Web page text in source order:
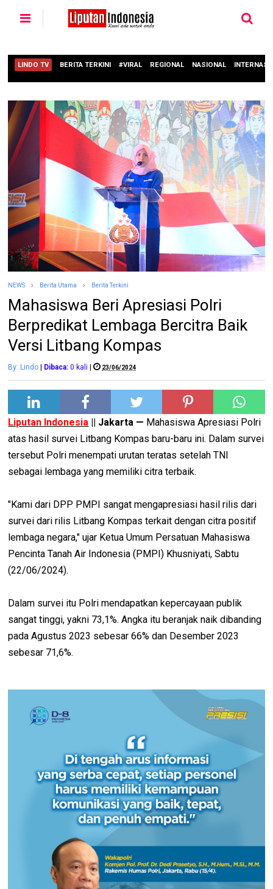
LINDO TV BERITA TERKINI #VIRAL REGIONAL NASIONAL
NEWS Berita Utama Berita Terkini
Mahasiswa Beri Apresiasi Polri
Berpredikat Lembaga Bercitra Baik
Versi Litbang Kompas
By: Lindo | Dibaca: 0 kali | 23/06/2024
Liputan Indonesia || Jakarta — Mahasiswa Apresiasi Polri
atas hasil survei Litbang Kompas baru-baru ini. Dalam survei
tersebut Polri menempati urutan teratas setelah TNI
sebagai lembaga yang memiliki citra terbaik.
"Kami dari DPP PMPI sangat mengapresiasi hasil rilis dari
survei dari rilis Litbang Kompas terkait dengan citra positif
lembaga negara," ujar Ketua Umum Persatuan Mahasiswa
Pencinta Tanah Air Indonesia (PMPI) Khusniyati, Sabtu
(22/06/2024).
Dalam survei itu Polri mendapatkan kepercayaan publik
sangat tinggi, yakni 73,1%. Angka itu beranjak naik dibanding
pada Agustus 2023 sebesar 66% dan Desember 2023
sebesar 71,6%.